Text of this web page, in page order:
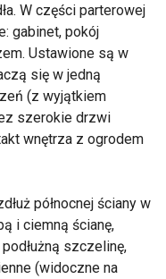
W części parterowej
gabinet, pokój
Ustawione są w
się w jedną
(z wyjątkiem
szerokie drzwi
wnętrza z ogrodem
północnej ściany w
i ciemną ścianę,
szczelinę,
(widoczne na